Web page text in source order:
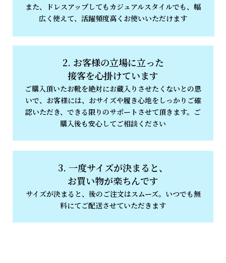
また、ドレスアップしてもカジュアルスタイルでも、幅
広く使えて、活躍頻度高くお使いいただけます
2. お客様の立場に立った
接客を心掛けています
ご購入頂いたお靴を絶対にお蔵入りさせたく ないとの思
いで、 お客様には、おサイズや履き心地をしっかりご確
認いただき、できる限りのサポートさせて頂きます。ご
購入後も安心してご相談ください
3. 一度サイズが決まると、
お買い物が楽ちんです
サイズが決まると、後のご注文はスムーズ。いつでも無
料にてご配送させていただきます